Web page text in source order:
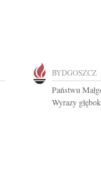
BYDGOSZCZ
Państwu
Wyrazy